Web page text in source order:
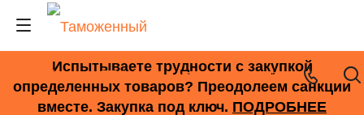
+7 (495) 278-33-33
Испытываете трудности с закупкой
определенных товаров? Преодолеем санкции
вместе. Закупка под ключ. ПОДРОБНЕЕ